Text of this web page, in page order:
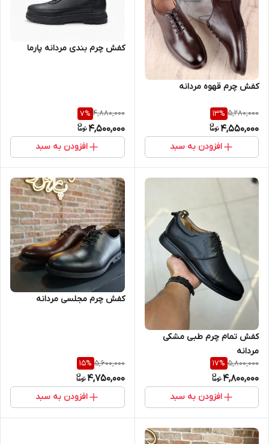
کفش چرم قهوه مردانه
5,280,000
13%
4,550,000
افزودن به سبد
کفش چرم بندی مردانه پارما
4,880,000
7%
4,500,000
افزودن به سبد
کفش تمام چرم طبی مشکی
مردانه
5,800,000
17%
4,800,000
افزودن به سبد
کفش چرم مجلسی مردانه
5,600,000
15%
4,750,000
افزودن به سبد